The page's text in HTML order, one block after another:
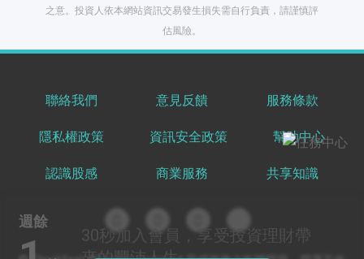
週餘
30秒加入會員，享受投資理財帶
之意。投資人依本網站資訊交易發生損失需自行負責，請謹慎評
估風險。
聯絡我們 意見反饋 服務條款
隱私權政策 資訊安全政策 幫助中心
認識股感 商業服務 共享知識
出國就缺這咖？股